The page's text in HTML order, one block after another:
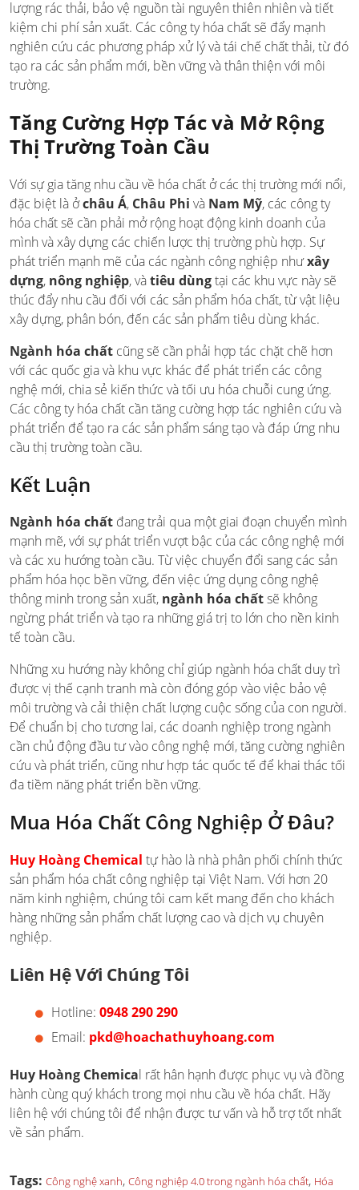
lượng rác thải, bảo vệ nguồn tài nguyên thiên nhiên và tiết
kiệm chi phí sản xuất. Các công ty hóa chất sẽ đẩy mạnh
nghiên cứu các phương pháp xử lý và tái chế chất thải, từ đó
tạo ra các sản phẩm mới, bền vững và thân thiện với môi
trường.
Tăng Cường Hợp Tác và Mở Rộng
Thị Trường Toàn Cầu
Với sự gia tăng nhu cầu về hóa chất ở các thị trường mới nổi,
đặc biệt là ởchâu Á, Châu Phi và Nam Mỹ, các công ty
hóa chất sẽ cần phải mở rộng hoạt động kinh doanh của
mình và xây dựng các chiến lược thị trường phù hợp. Sự
phát triển mạnh mẽ của các ngành công nghiệp nhưxây
dựng, nông nghiệp, vàtiêu dùngtại các khu vực này sẽ
thúc đẩy nhu cầu đối với các sản phẩm hóa chất, từ vật liệu
xây dựng, phân bón, đến các sản phẩm tiêu dùng khác.
Ngành hóa chất cũng sẽ cần phải hợp tác chặt chẽ hơn
với các quốc gia và khu vực khác để phát triển các công
nghệ mới, chia sẻ kiến thức và tối ưu hóa chuỗi cung ứng.
Các công ty hóa chất cần tăng cường hợp tác nghiên cứu và
phát triển để tạo ra các sản phẩm sáng tạo và đáp ứng nhu
cầu thị trường toàn cầu.
Kết Luận
Ngành hóa chất đang trải qua một giai đoạn chuyển mình
mạnh mẽ, với sự phát triển vượt bậc của các công nghệ mới
và các xu hướng toàn cầu. Từ việc chuyển đổi sang các sản
phẩm hóa học bền vững, đến việc ứng dụng công nghệ
thông minh trong sản xuất, ngành hóa chấtsẽ không
ngừng phát triển và tạo ra những giá trị to lớn cho nền kinh
tế toàn cầu.
Những xu hướng này không chỉ giúp ngành hóa chất duy trì
được vị thế cạnh tranh mà còn đóng góp vào việc bảo vệ
môi trường và cải thiện chất lượng cuộc sống của con người.
Để chuẩn bị cho tương lai, các doanh nghiệp trong ngành
cần chủ động đầu tư vào công nghệ mới, tăng cường nghiên
cứu và phát triển, cũng như hợp tác quốc tế để khai thác tối
đa tiềm năng phát triển bền vững.
Mua Hóa Chất Công Nghiệp Ở Đâu?
Huy Hoàng Chemical tự hào là nhà phân phối chính thức
sản phẩm hóa chất công nghiệp tại Việt Nam. Với hơn 20
năm kinh nghiệm, chúng tôi cam kết mang đến cho khách
hàng những sản phẩm chất lượng cao và dịch vụ chuyên
nghiệp.
Liên Hệ Với Chúng Tôi
Hotline: 0948 290 290
Email: pkd@hoachathuyhoang.com
Huy Hoàng Chemical rất hân hạnh được phục vụ và đồng
hành cùng quý khách trong mọi nhu cầu về hóa chất. Hãy
liên hệ với chúng tôi để nhận được tư vấn và hỗ trợ tốt nhất
về sản phẩm.
Tags: Công nghệ xanh, Công nghiệp 4.0 trong ngành hóa chất, Hóa